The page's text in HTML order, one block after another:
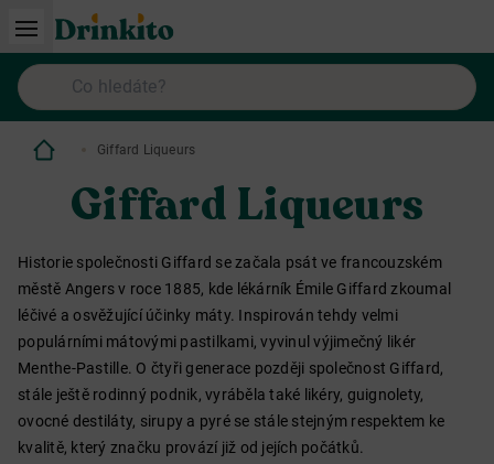
Giffard Liqueurs
Giffard Liqueurs
Historie společnosti Giffard se začala psát ve francouzském
městě Angers v roce 1885, kde lékárník Émile Giffard zkoumal
léčivé a osvěžující účinky máty. Inspirován tehdy velmi
populárními mátovými pastilkami, vyvinul výjimečný likér
Menthe-Pastille. O čtyři generace později společnost Giffard,
stále ještě rodinný podnik, vyráběla také likéry, guignolety,
ovocné destiláty, sirupy a pyré se stále stejným respektem ke
kvalitě, který značku provází již od jejích počátků.